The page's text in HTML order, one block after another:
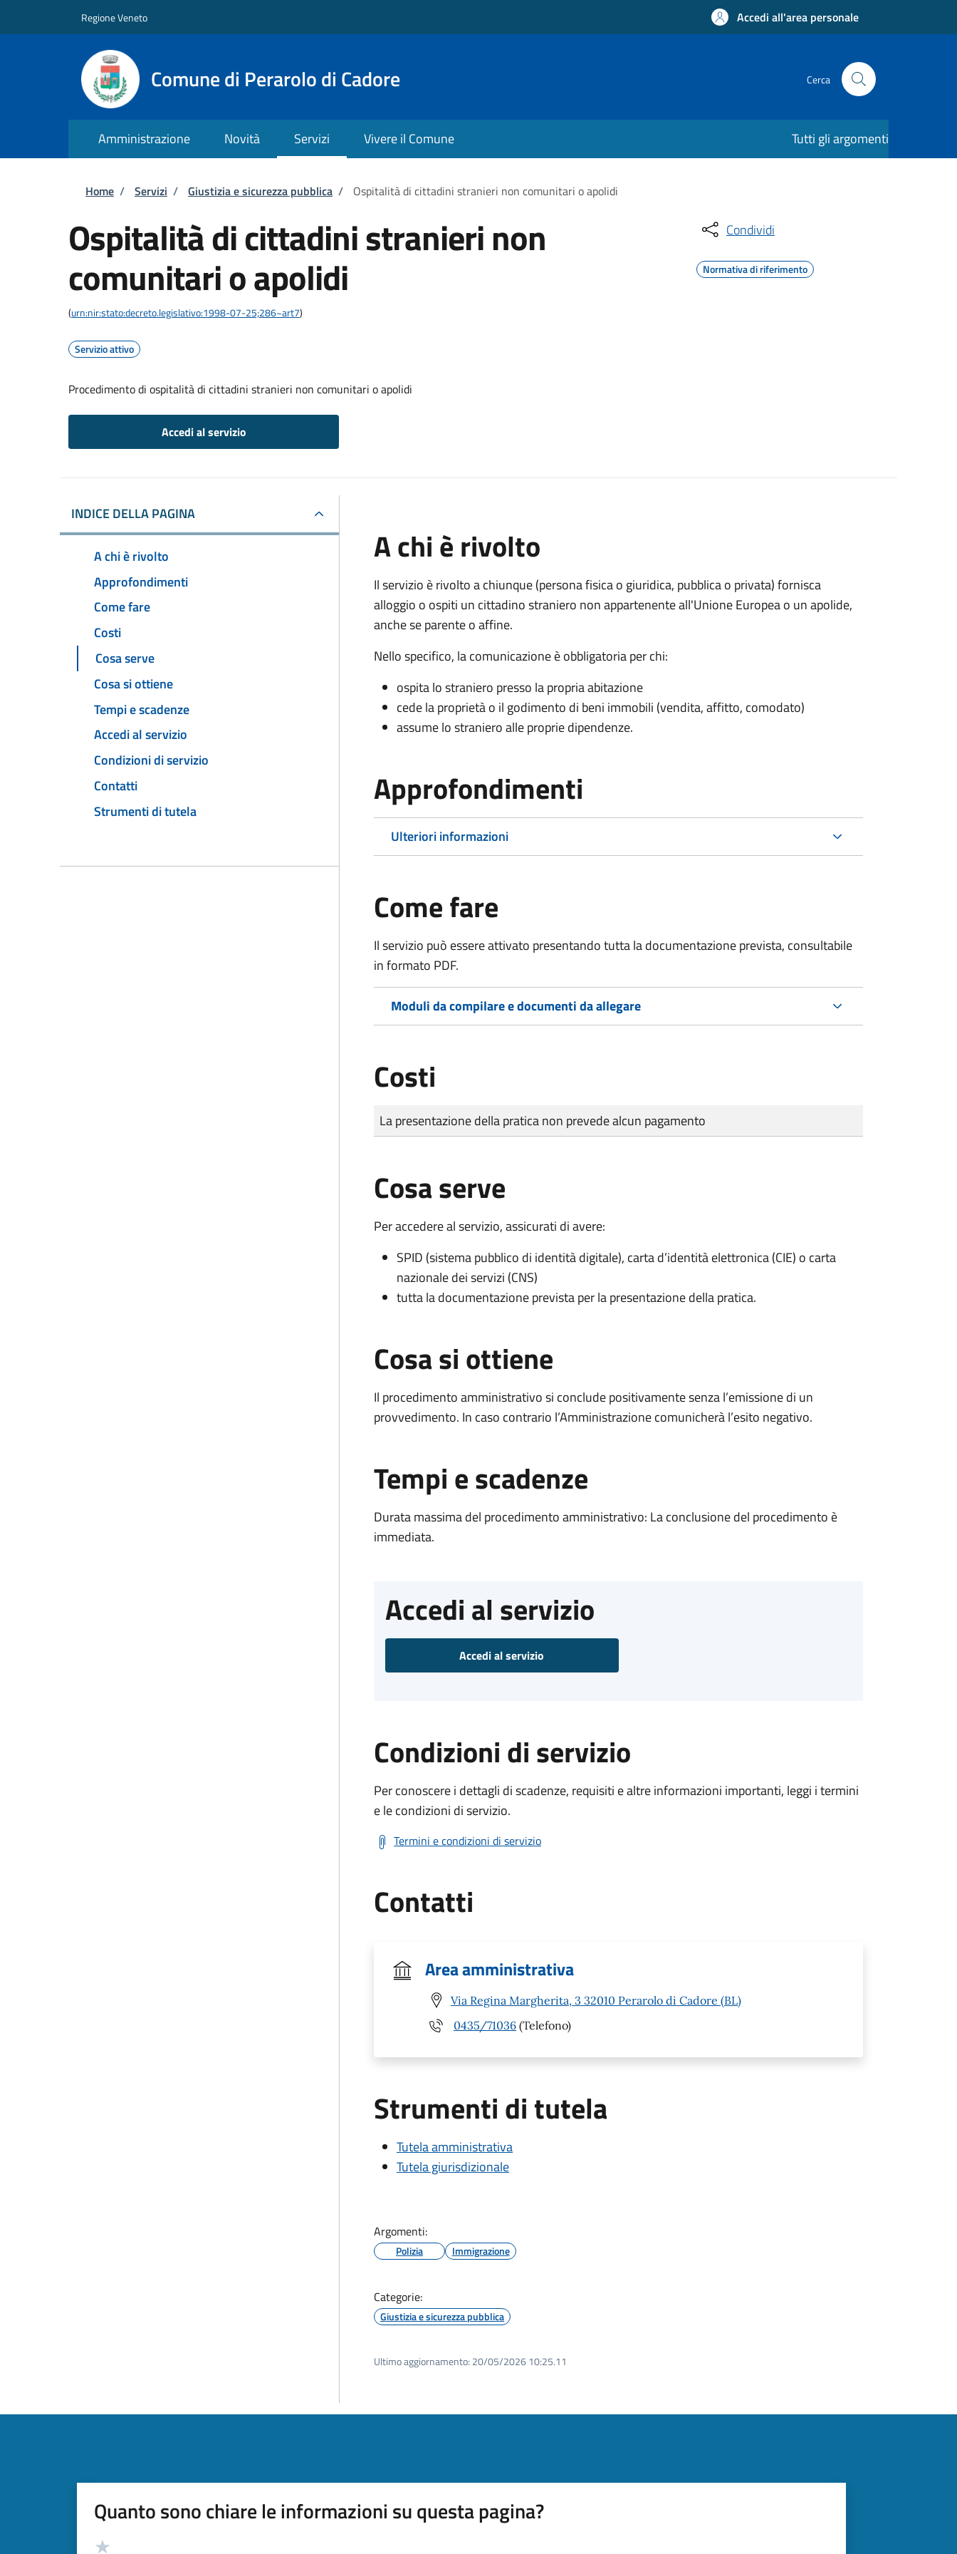
Regione Veneto Accedi all'area personale
Comune di Perarolo di Cadore Cerca
Amministrazione Novità Servizi Vivere il Comune Tutti gli argomenti
Briciole di pane
Home / Servizi / Giustizia e sicurezza pubblica / Ospitalità di cittadini stranieri non comunitari o apolidi
Ospitalità di cittadini stranieri non
comunitari o apolidi
(urn:nir:stato:decreto.legislativo:1998-07-25;286~art7)
Servizio attivo
Procedimento di ospitalità di cittadini stranieri non comunitari o apolidi
Accedi al servizio
Condividi
Normativa di riferimento
INDICE DELLA PAGINA
A chi è rivolto
Approfondimenti
Come fare
Costi
Cosa serve
Cosa si ottiene
Tempi e scadenze
Accedi al servizio
Condizioni di servizio
Contatti
Strumenti di tutela
A chi è rivolto
Il servizio è rivolto a chiunque (persona fisica o giuridica, pubblica o privata) fornisca
alloggio o ospiti un cittadino straniero non appartenente all'Unione Europea o un apolide,
anche se parente o affine.
Nello specifico, la comunicazione è obbligatoria per chi:
ospita lo straniero presso la propria abitazione
cede la proprietà o il godimento di beni immobili (vendita, affitto, comodato)
assume lo straniero alle proprie dipendenze.
Approfondimenti
Ulteriori informazioni
Come fare
Il servizio può essere attivato presentando tutta la documentazione prevista, consultabile
in formato PDF.
Moduli da compilare e documenti da allegare
Costi
Tipo di pagamento
Importo
La presentazione della pratica non prevede alcun pagamento
Cosa serve
Per accedere al servizio, assicurati di avere:
SPID (sistema pubblico di identità digitale), carta d’identità elettronica (CIE) o carta
nazionale dei servizi (CNS)
tutta la documentazione prevista per la presentazione della pratica.
Cosa si ottiene
Il procedimento amministrativo si conclude positivamente senza l’emissione di un
provvedimento. In caso contrario l’Amministrazione comunicherà l’esito negativo.
Tempi e scadenze
Durata massima del procedimento amministrativo: La conclusione del procedimento è
immediata.
Accedi al servizio
Accedi al servizio
Condizioni di servizio
Per conoscere i dettagli di scadenze, requisiti e altre informazioni importanti, leggi i termini
e le condizioni di servizio.
Termini e condizioni di servizio
Contatti
Area amministrativa
Via Regina Margherita, 3 32010 Perarolo di Cadore (BL)
0435/71036 (Telefono)
Strumenti di tutela
Tutela amministrativa
Tutela giurisdizionale
Argomenti:
Polizia Immigrazione
Categorie:
Giustizia e sicurezza pubblica
Ultimo aggiornamento: 20/05/2026 10:25.11
Quanto sono chiare le informazioni su questa pagina?
Valutazione